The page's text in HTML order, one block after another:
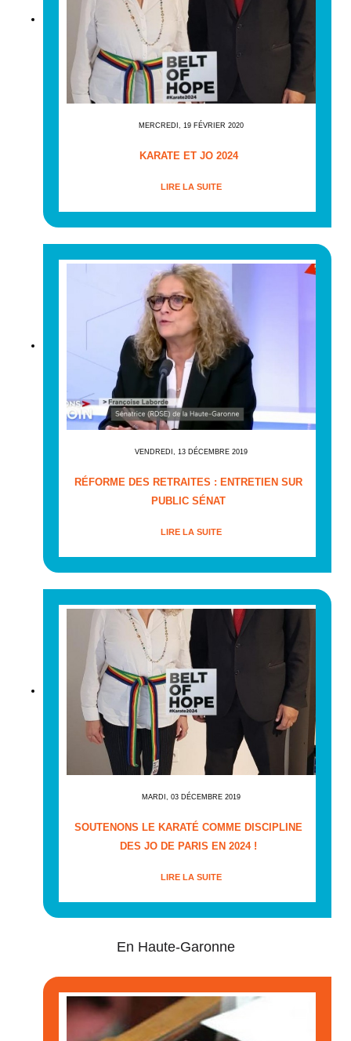
MERCREDI, 19 FÉVRIER 2020
KARATE ET JO 2024
LIRE LA SUITE
VENDREDI, 13 DÉCEMBRE 2019
RÉFORME DES RETRAITES : ENTRETIEN SUR
PUBLIC SÉNAT
LIRE LA SUITE
MARDI, 03 DÉCEMBRE 2019
SOUTENONS LE KARATÉ COMME DISCIPLINE
DES JO DE PARIS EN 2024 !
LIRE LA SUITE
En Haute-Garonne